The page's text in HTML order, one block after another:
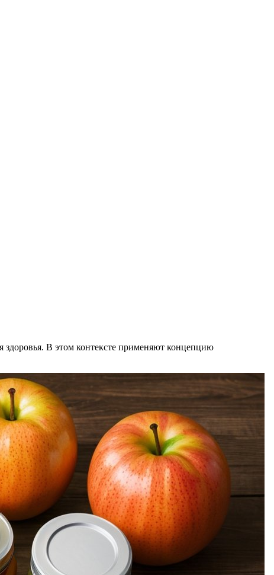
здоровья. В этом контекстe применяют концепцию